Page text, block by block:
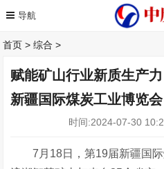
首页 >综合 >
赋能矿山行业新质生产
新疆国际煤炭工业博览会
时间:2024-07-30
7月18日，第19届新疆国